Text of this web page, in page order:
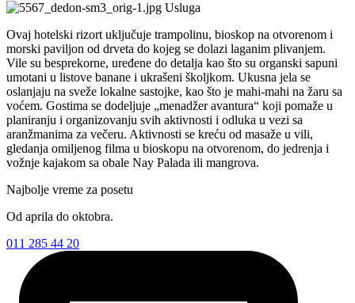
Usluga
Ovaj hotelski rizort uključuje trampolinu, bioskop na otvorenom i
morski paviljon od drveta do kojeg se dolazi laganim plivanjem.
Vile su besprekorne, uređene do detalja kao što su organski sapuni
umotani u listove banane i ukrašeni školjkom. Ukusna jela se
oslanjaju na sveže lokalne sastojke, kao što je mahi-mahi na žaru sa
voćem. Gostima se dodeljuje „menadžer avantura“ koji pomaže u
planiranju i organizovanju svih aktivnosti i odluka u vezi sa
aranžmanima za večeru. Aktivnosti se kreću od masaže u vili,
gledanja omiljenog filma u bioskopu na otvorenom, do jedrenja i
vožnje kajakom sa obale Nay Palada ili mangrova.
Najbolje vreme za posetu
Od aprila do oktobra.
011 285 44 20